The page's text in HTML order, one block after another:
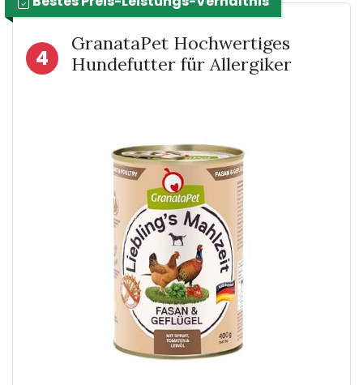
4
GranataPet Hochwertiges
Hundefutter für Allergiker